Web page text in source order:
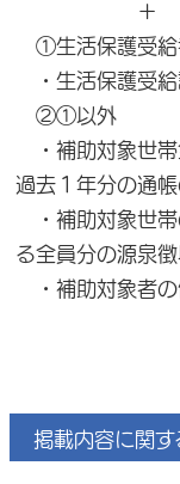
＋
①生活保護受給
・生活保護受給
②①以外
・補助対象世帯
過去１年分の通
・補助対象世帯
る全員分の源泉
・補助対象者の
掲載内容に関